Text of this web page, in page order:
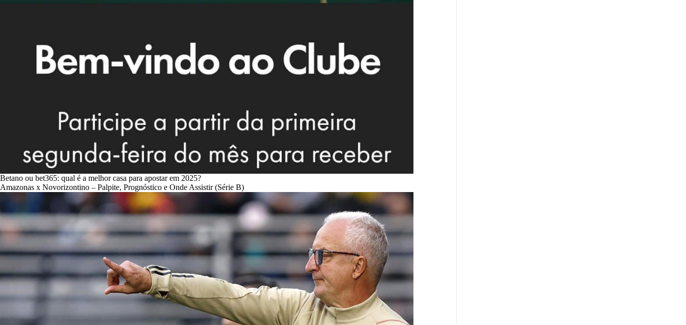
Betano ou bet365: qual é a melhor casa para apostar em 2025?
Amazonas x Novorizontino – Palpite, Prognóstico e Onde Assistir (Série B)